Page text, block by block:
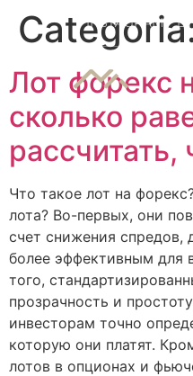
7 slots
INSTAGRAM
Лот форекс
сколько
рассчитать,
Что такое лот на
лота? Во-первых, они
счет снижения спредов,
более эффективным для
того,
прозрачность и
инвесторам точно
которую они платят.
лотов в опционах и